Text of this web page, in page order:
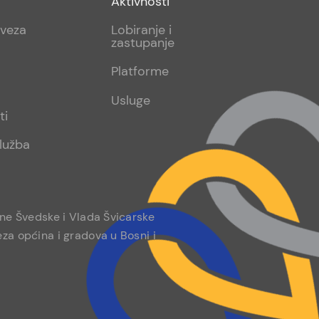
sub
Lobiranje i
zastupanje
Platforme
Usluge
Švedske i Vlada Švicarske
općina i gradova u Bosni i